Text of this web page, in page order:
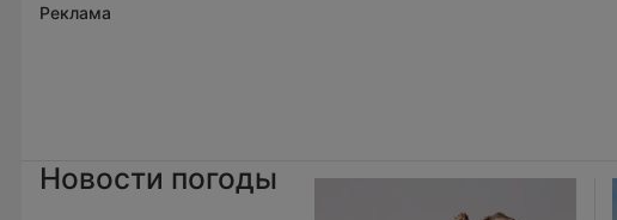
Реклама
Новости погоды